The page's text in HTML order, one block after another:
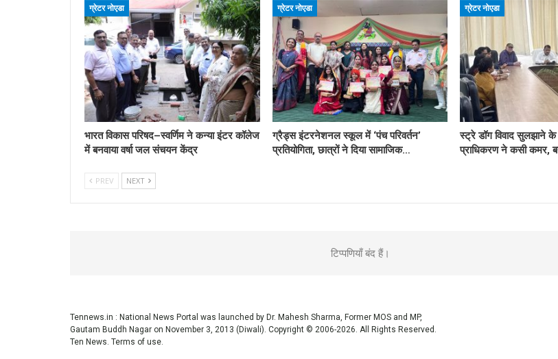
ग्रेटर नोएडा
भारत विकास परिषद–स्वर्णिम ने कन्या इंटर कॉलेज
में बनवाया वर्षा जल संचयन केंद्र
ग्रेटर नोएडा
ग्रैड्स इंटरनेशनल स्कूल में ‘पंच परिवर्तन’
प्रतियोगिता, छात्रों ने दिया सामाजिक…
ग्रेटर नोएडा
स्ट्रे डॉग विवाद सुलझाने के
प्राधिकरण ने कसी कमर,
PREV NEXT
टिप्पणियाँ बंद हैं।
Tennews.in : National News Portal was launched by Dr. Mahesh Sharma, Former MOS and MP,
Gautam Buddh Nagar on November 3, 2013 (Diwali). Copyright © 2006-2026. All Rights Reserved.
Ten News. Terms of use.